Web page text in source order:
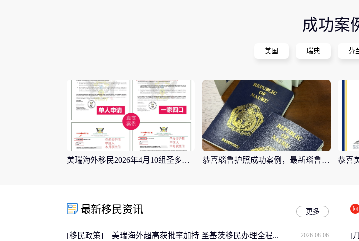
成功案
美国 瑞典 芬
美瑞海外移民2026年4月10组圣多美护照成功案例分享 恭喜瑙鲁护照成功案例，最新瑙鲁护照批准获批信
最新移民资讯 更多
[移民政策] 美瑞海外超高获批率加持 圣基茨移民办理全程... 2026-08-06 [